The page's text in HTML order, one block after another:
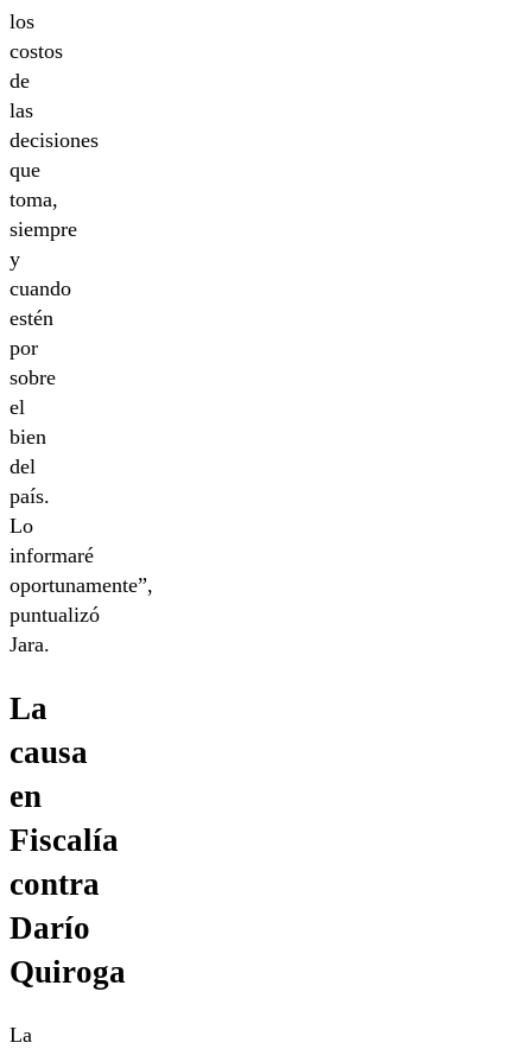
los
costos
de
las
decisiones
que
toma,
siempre
y
cuando
estén
por
sobre
el
bien
del
país.
Lo
informaré
oportunamente”,
puntualizó
Jara.
La
causa
en
Fiscalía
contra
Darío
Quiroga
La